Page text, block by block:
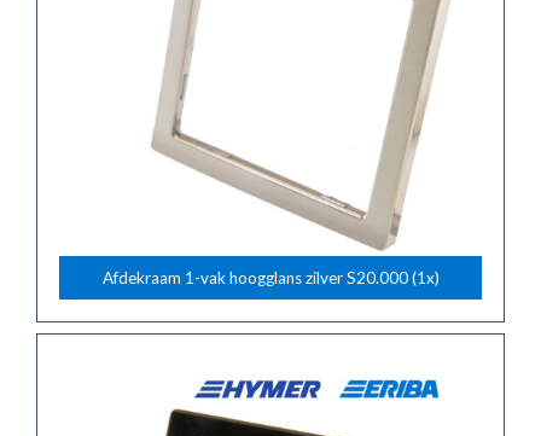
Afdekraam 1-vak hoogglans zilver S20.000 (1x)